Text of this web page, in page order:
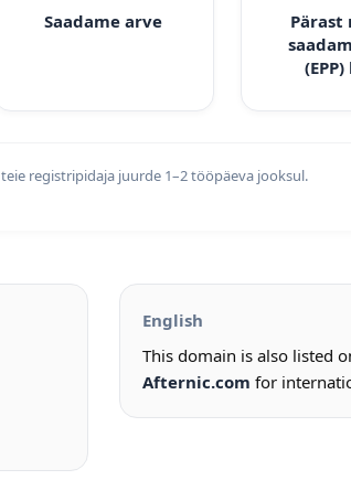
Saadame arve
Pärast
registripidaja juurde 1–2 tööpäeva jooksul.
English
This domain is also listed
Afternic.com for